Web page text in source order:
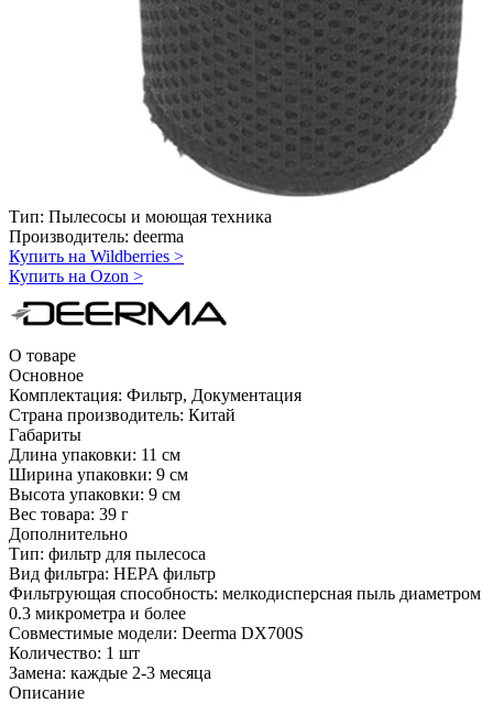
Тип: Пылесосы и моющая техника
Производитель: deerma
Купить на Wildberries >
Купить на Ozon >
О товаре
Основное
Комплектация: Фильтр, Документация
Страна производитель: Китай
Габариты
Длина упаковки: 11 см
Ширина упаковки: 9 см
Высота упаковки: 9 см
Вес товара: 39 г
Дополнительно
Тип: фильтр для пылесоса
Вид фильтра: HEPA фильтр
Фильтрующая способность: мелкодисперсная пыль диаметром
0.3 микрометра и более
Совместимые модели: Deerma DX700S
Количество: 1 шт
Замена: каждые 2-3 месяца
Описание